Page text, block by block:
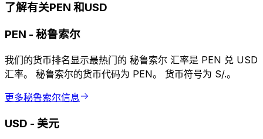
了解有关PEN 和USD
PEN - 秘鲁索尔
我们的货币排名显示最热门的 秘鲁索尔 汇率是 PEN 兑 USD
汇率。 秘鲁索尔的货币代码为 PEN。 货币符号为 S/.。
更多秘鲁索尔信息
USD - 美元